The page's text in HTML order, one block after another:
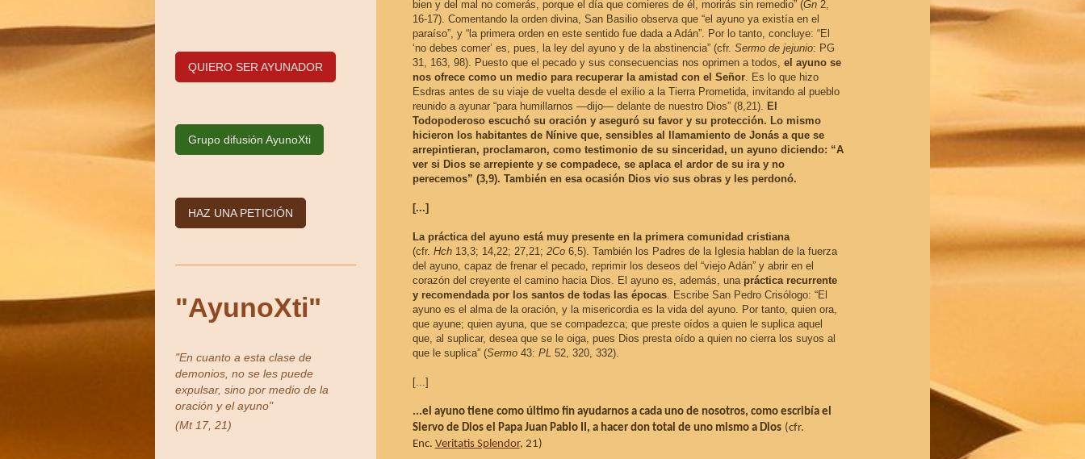
bien y del mal no comerás, porque el día que comieres de él, morirás sin remedio” (Gn2,
16-17). Comentando la orden divina, San Basilio observa que “el ayuno ya existía en el
paraíso”, y “la primera orden en este sentido fue dada a Adán”. Por lo tanto, concluye: “El
‘no debes comer’ es, pues, la ley del ayuno y de la abstinencia” (cfr. Sermo de jejunio: PG
31, 163, 98). Puesto que el pecado y sus consecuencias nos oprimen a todos, el ayuno se
nos ofrece como un medio para recuperar la amistad con el Señor. Es lo que hizo
Esdras antes de su viaje de vuelta desde el exilio a la Tierra Prometida, invitando al pueblo
reunido a ayunar “para humillarnos —dijo— delante de nuestro Dios” (8,21). El
Todopoderoso escuchó su oración y aseguró su favor y su protección. Lo mismo
hicieron los habitantes de Nínive que, sensibles al llamamiento de Jonás a que se
arrepintieran, proclamaron, como testimonio de su sinceridad, un ayuno diciendo: “A
ver si Dios se arrepiente y se compadece, se aplaca el ardor de su ira y no
perecemos” (3,9). También en esa ocasión Dios vio sus obras y les perdonó.
[...]
La práctica del ayuno está muy presente en la primera comunidad cristiana
(cfr. Hch13,3; 14,22; 27,21; 2Co 6,5). También los Padres de la Iglesia hablan de la fuerza
del ayuno, capaz de frenar el pecado, reprimir los deseos del “viejo Adán” y abrir en el
corazón del creyente el camino hacia Dios. El ayuno es, además, una práctica recurrente
y recomendada por los santos de todas las épocas. Escribe San Pedro Crisólogo: “El
ayuno es el alma de la oración, y la misericordia es la vida del ayuno. Por tanto, quien ora,
que ayune; quien ayuna, que se compadezca; que preste oídos a quien le suplica aquel
que, al suplicar, desea que se le oiga, pues Dios presta oído a quien no cierra los suyos al
que le suplica” (Sermo43: PL52, 320, 332).
[...]
...el ayuno tiene como último fin ayudarnos a cada uno de nosotros, como escribía el
Siervo de Dios el Papa Juan Pablo II, a hacer don total de uno mismo a Dios (cfr.
Enc. Veritatis Splendor, 21)
QUIERO SER AYUNADOR
Grupo difusión AyunoXti
HAZ UNA PETICIÓN
"AyunoXti"
"En cuanto a esta clase de
demonios, no se les puede
expulsar, sino por medio de la
oración y el ayuno"
(Mt 17, 21)